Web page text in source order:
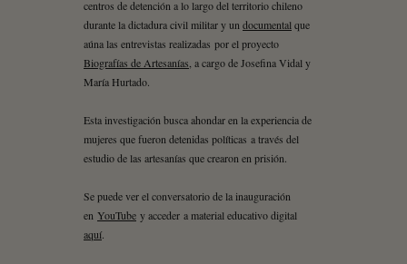
centros de detención a lo largo del territorio chileno
durante la dictadura civil militar y un documental que
aúna las entrevistas realizadas por el proyecto
Biografías de Artesanías , a cargo de Josefina Vidal y
María Hurtado.
Esta investigación busca ahondar en la experiencia de
mujeres que fueron detenidas políticas a través del
estudio de las artesanías que crearon en prisión.
Se puede ver el conversatorio de la inauguración
en YouTube y acceder a material educativo digital
aquí